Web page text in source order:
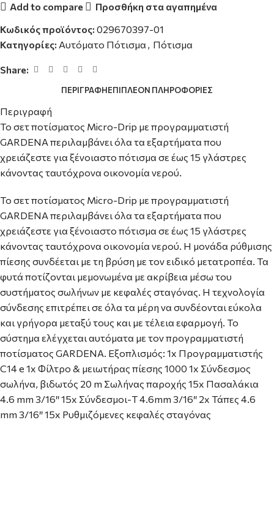
Add to compare
Προσθήκη στα αγαπημένα
Κωδικός προϊόντος: 029670397-01
Κατηγορίες: Αυτόματο Πότισμα , Πότισμα
Share:
ΠΕΡΙΓΡΑΦΉΕΠΙΠΛΈΟΝ ΠΛΗΡΟΦΟΡΊΕΣ
Περιγραφή
Το σετ ποτίσματος Micro-Drip με προγραμματιστή
GARDENA περιλαμβάνει όλα τα εξαρτήματα που
χρειάζεστε για ξένοιαστο πότισμα σε έως 15 γλάστρες
κάνοντας ταυτόχρονα οικονομία νερού.
Το σετ ποτίσματος Micro-Drip με προγραμματιστή
GARDENA περιλαμβάνει όλα τα εξαρτήματα που
χρειάζεστε για ξένοιαστο πότισμα σε έως 15 γλάστρες
κάνοντας ταυτόχρονα οικονομία νερού. Η μονάδα ρύθμισης
πίεσης συνδέεται με τη βρύση με τον ειδικό μετατροπέα. Τα
φυτά ποτίζονται μεμονωμένα με ακρίβεια μέσω του
συστήματος σωλήνων με κεφαλές σταγόνας. Η τεχνολογία
σύνδεσης επιτρέπει σε όλα τα μέρη να συνδέονται εύκολα
και γρήγορα μεταξύ τους και με τέλεια εφαρμογή. Το
σύστημα ελέγχεται αυτόματα με τον προγραμματιστή
ποτίσματος GARDENA. Εξοπλισμός: 1x Προγραμματιστής
C14 e 1x Φίλτρο & μειωτήρας πίεσης 1000 1x Σύνδεσμος
σωλήνα, βιδωτός 20 m Σωλήνας παροχής 15x Πασαλάκια
4.6 mm 3/16″ 15x Σύνδεσμοι-T 4.6mm 3/16″ 2x Τάπες 4.6
mm 3/16″ 15x Ρυθμιζόμενες κεφαλές σταγόνας